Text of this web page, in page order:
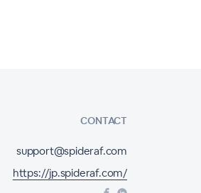
CONTACT
support@spideraf.com
https://jp.spideraf.com/